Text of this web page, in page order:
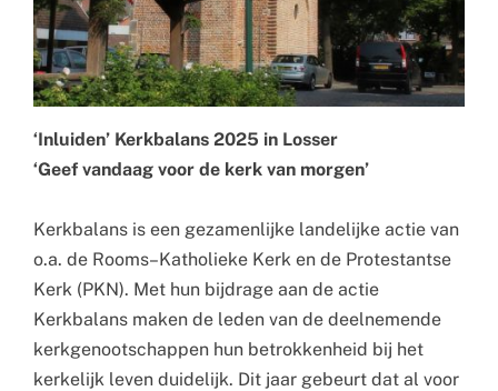
‘Inluiden’ Kerkbalans 2025 in Losser
‘Geef vandaag voor de kerk van morgen’
Kerkbalans is een gezamenlijke landelijke actie van
o.a. de Rooms–Katholieke Kerk en de Protestantse
Kerk (PKN). Met hun bijdrage aan de actie
Kerkbalans maken de leden van de deelnemende
kerkgenootschappen hun betrokkenheid bij het
kerkelijk leven duidelijk. Dit jaar gebeurt dat al voor